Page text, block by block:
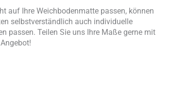
auf Ihre Weichbodenmatte passen, können
selbstverständlich auch individuelle
passen. Teilen Sie uns Ihre Maße gerne mit